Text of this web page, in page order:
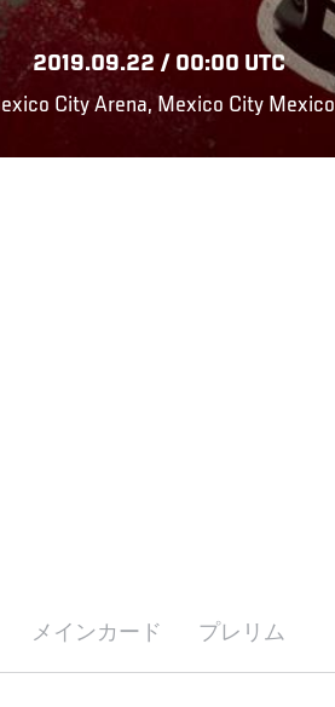
2019.09.22 / 00:00 UTC
City Arena, Mexico City Mexico
メインカード プレリム